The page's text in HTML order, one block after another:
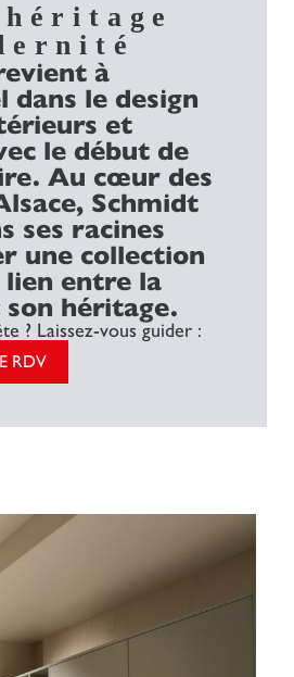
à
dans le design
et
le début de
Au cœur des
Schmidt
ses racines
une collection
entre la
héritage.
? Laissez-vous guider :
RDV